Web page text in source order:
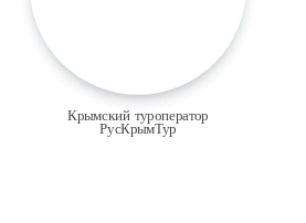
Крымский туроператор
РусКрымТур